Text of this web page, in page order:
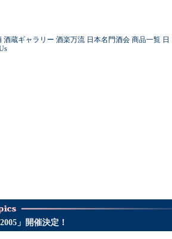
酒蔵ギャラリー 酒楽万流 日本名門酒会 商品一覧 日
」開催決定！